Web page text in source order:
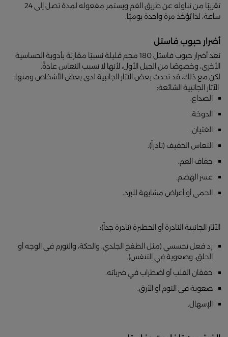
تقريبًا من تناوله عن طريق الفم ويستمر مفعوله لمدة تصل إلى 24
ساعة، لذا يُؤخذ مرة واحدة يوميًا.
أضرار حبوب فاستل
تعد أضرار حبوب فاستل 180 مجم قليلة نسبيًا مقارنة بأدوية الحساسية
الأخرى، وخصوصًا من الجيل الأول، لأنها لا تسبب النعاس عادةً.
لكن مع ذلك، قد تحدث بعض الآثار الجانبية لدى بعض الأشخاص ومنها:
الآثار الجانبية الشائعة:
الصداع.
الدوخة.
الغثيان.
النعاس الخفيف (نادراً).
جفاف الفم.
عسر الهضم.
الحمى أو أعراض مشابهة للبرد.
الآثار الجانبية النادرة أو الخطيرة (نادرة جداً):
رد فعل تحسسي (مثل الطفح الجلدي، والحكة، والتورم في الوجه أو
الحلق، وصعوبة في التنفس).
خفقان القلب أو اضطراب في ضرباته.
صعوبة في النوم أو الأرق.
الإسهال.